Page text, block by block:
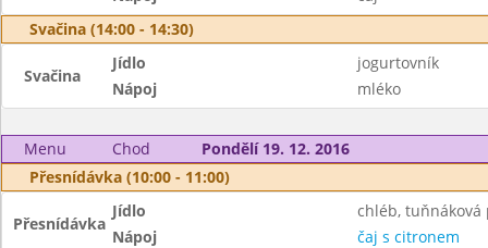
Svačina (14:00 - 14:30)
Svačina
Jídlo
jogurtovník
Nápoj
mléko
Menu Chod
Pondělí 19. 12. 2016
Přesnídávka (10:00 - 11:00)
Přesnídávka
Jídlo
chléb, tuňnáková
Nápoj
čaj s citronem